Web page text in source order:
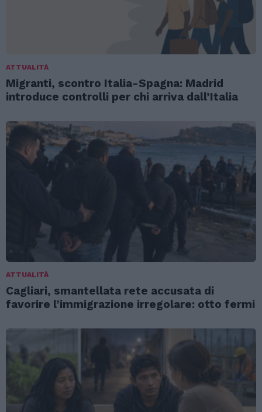
ATTUALITÀ
Migranti, scontro Italia-Spagna: Madrid
introduce controlli per chi arriva dall’Italia
ATTUALITÀ
Cagliari, smantellata rete accusata di
favorire l’immigrazione irregolare: otto fermi